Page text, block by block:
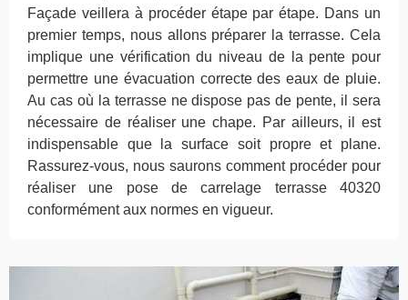
Façade veillera à procéder étape par étape. Dans un
premier temps, nous allons préparer la terrasse. Cela
implique une vérification du niveau de la pente pour
permettre une évacuation correcte des eaux de pluie.
Au cas où la terrasse ne dispose pas de pente, il sera
nécessaire de réaliser une chape. Par ailleurs, il est
indispensable que la surface soit propre et plane.
Rassurez-vous, nous saurons comment procéder pour
réaliser une pose de carrelage terrasse 40320
conformément aux normes en vigueur.